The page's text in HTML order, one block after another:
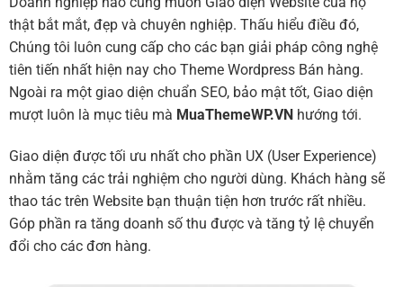
thật bắt mắt, đẹp và chuyên nghiệp. Thấu hiểu điều đó,
Chúng tôi luôn cung cấp cho các bạn giải pháp công nghệ
tiên tiến nhất hiện nay cho Theme Wordpress Bán hàng.
Ngoài ra một giao diện chuẩn SEO, bảo mật tốt, Giao diện
mượt luôn là mục tiêu mà MuaThemeWP.VN hướng tới.
Giao diện được tối ưu nhất cho phần UX (User Experience)
nhằm tăng các trải nghiệm cho người dùng. Khách hàng sẽ
thao tác trên Website bạn thuận tiện hơn trước rất nhiều.
Góp phần ra tăng doanh số thu được và tăng tỷ lệ chuyển
đổi cho các đơn hàng.